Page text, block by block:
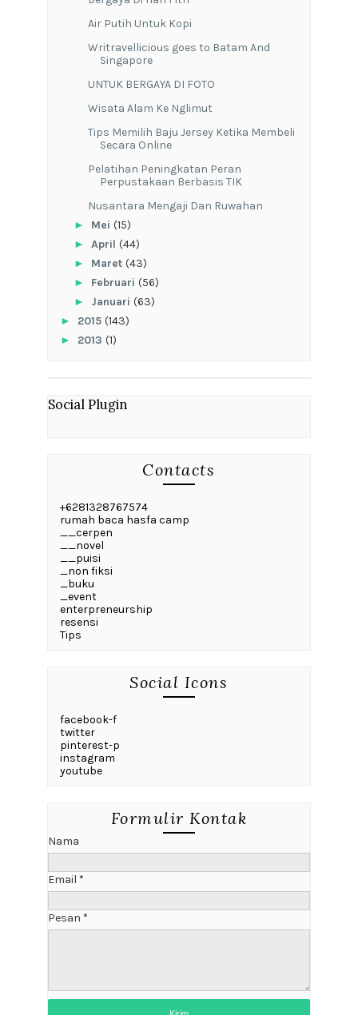
Air Putih Untuk Kopi
Writravellicious goes to Batam And
Singapore
UNTUK BERGAYA DI FOTO
Wisata Alam Ke Nglimut
Tips Memilih Baju Jersey Ketika Membeli
Secara Online
Pelatihan Peningkatan Peran
Perpustakaan Berbasis TIK
Nusantara Mengaji Dan Ruwahan
► Mei (15)
► April (44)
► Maret (43)
► Februari (56)
► Januari (63)
► 2015 (143)
► 2013 (1)
Social Plugin
Contacts
+6281328767574
rumah baca hasfa camp
__cerpen
__novel
__puisi
_non fiksi
_buku
_event
enterpreneurship
resensi
Tips
Social Icons
facebook-f
twitter
pinterest-p
instagram
youtube
Formulir Kontak
Nama
Email *
Pesan *